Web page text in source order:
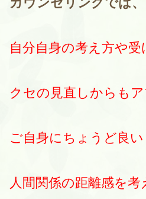
自分自身の考え方や受
クセの見直しからもア
ご自身にちょうど良い
人間関係の距離感を考